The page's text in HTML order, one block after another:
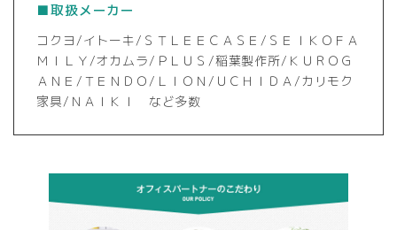
■取扱メーカー
コクヨ/イトーキ/ＳＴＬＥＥＣＡＳＥ/ＳＥＩＫＯＦＡ
ＭＩＬＹ/オカムラ/ＰＬＵＳ/稲葉製作所/ＫＵＲＯＧ
ＡＮＥ/ＴＥＮＤＯ/ＬＩＯＮ/ＵＣＨＩＤＡ/カリモク
家具/ＮＡＩＫＩ など多数